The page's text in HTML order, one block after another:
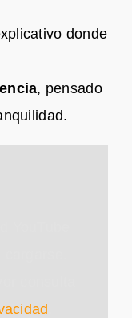
donde
, pensado